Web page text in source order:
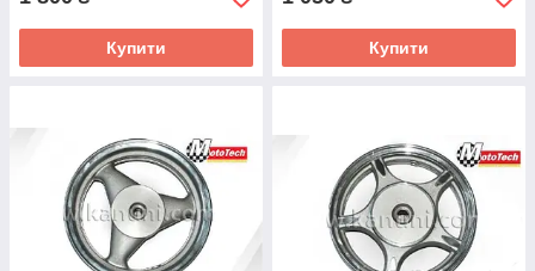
Купити Купити